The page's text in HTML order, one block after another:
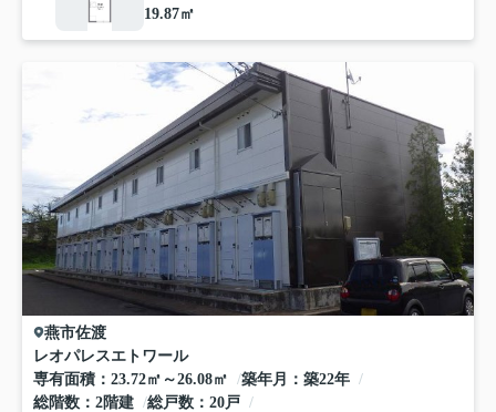
19.87㎡
燕市佐渡
レオパレスエトワール
専有面積
23.72㎡～26.08㎡ 築年月
築22年
総階数
2階建 総戸数 20戸